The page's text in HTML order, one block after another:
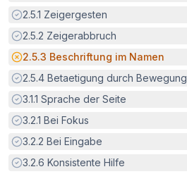
Erfüllt:
2.5.1 Zeigergesten
Erfüllt:
2.5.2 Zeigerabbruch
Potenzielle Barriere:
2.5.3 Beschriftung im Namen
Erfüllt:
2.5.4 Betaetigung durch Bewegung
Erfüllt:
3.1.1 Sprache der Seite
Erfüllt:
3.2.1 Bei Fokus
Erfüllt:
3.2.2 Bei Eingabe
Erfüllt:
3.2.6 Konsistente Hilfe